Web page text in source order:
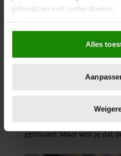
gebruikt en met welke doelen.
Als u het toestaat, willen we
Informatie verzamelen
locatie, die tot een paar
scannen op specifieke
verwerkt en stel uw voorkeuren
intrekken in de
We gebruiken cookies om
Alles